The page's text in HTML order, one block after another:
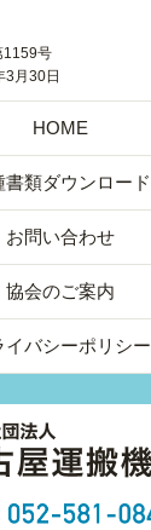
1159号
3月30日
HOME
書類ダウンロード
お問い合わせ
協会のご案内
イバシーポリシー